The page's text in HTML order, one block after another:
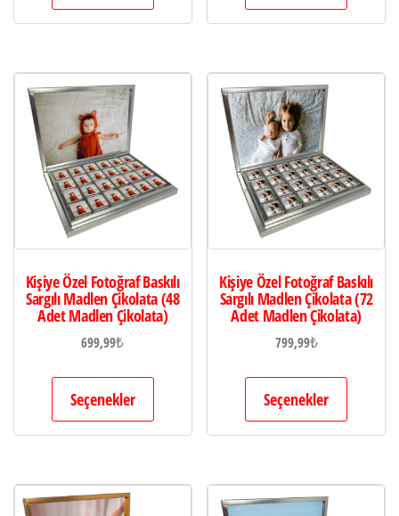
Kişiye Özel Fotoğraf Baskılı
Sargılı Madlen Çikolata (48
Adet Madlen Çikolata)
699,99₺
Seçenekler
Kişiye Özel Fotoğraf Baskılı
Sargılı Madlen Çikolata (72
Adet Madlen Çikolata)
799,99₺
Seçenekler